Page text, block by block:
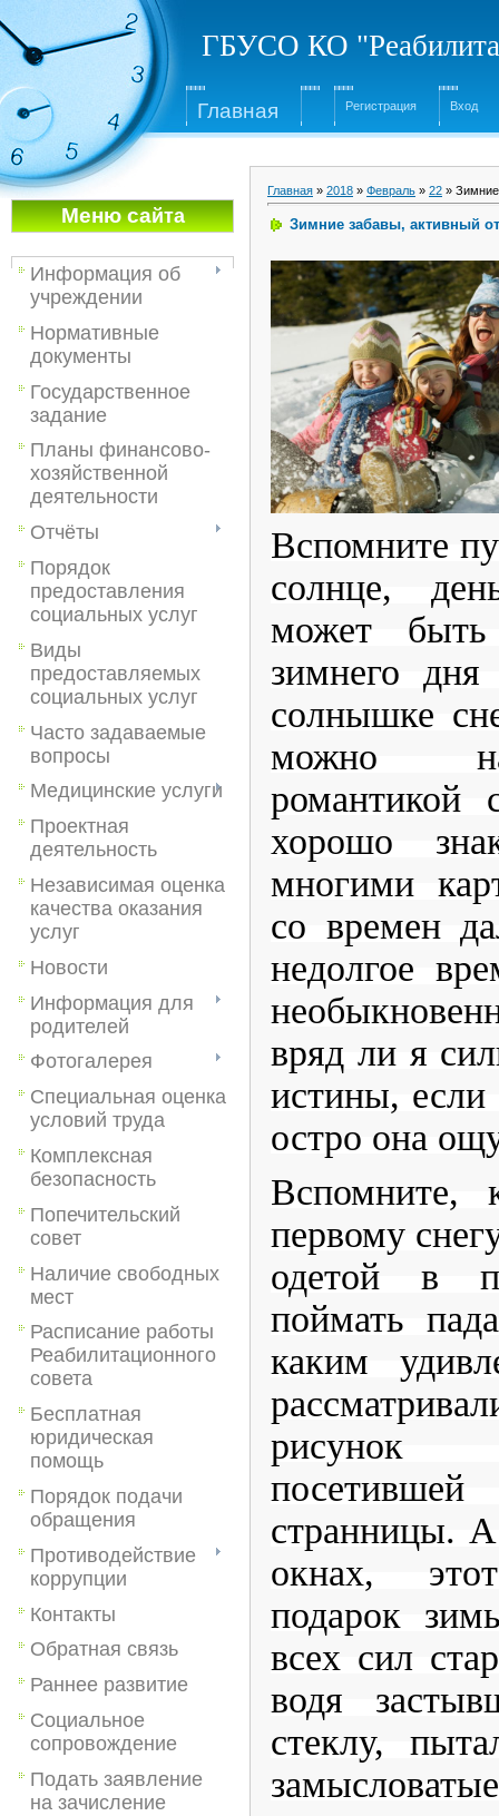
ГБУСО КО
Главная Регистрация Вход
Меню сайта
Информация об
учреждении
Нормативные
документы
Государственное
задание
Планы финансово-
хозяйственной
деятельности
Отчёты
Порядок
предоставления
социальных услуг
Виды
предоставляемых
социальных услуг
Часто задаваемые
вопросы
Медицинские услуги
Проектная
деятельность
Независимая оценка
качества оказания
услуг
Новости
Информация для
родителей
Фотогалерея
Специальная оценка
условий труда
Комплексная
безопасность
Попечительский
совет
Наличие свободных
мест
Расписание работы
Реабилитационного
совета
Бесплатная
юридическая
помощь
Порядок подачи
обращения
Противодействие
коррупции
Контакты
Обратная связь
Раннее развитие
Социальное
сопровождение
Подать заявление
на зачисление
Главная » 2018 » Февраль » 22 »
Зимние забавы, активный
Вспомните
солнце,
может
зимнего
солнышке
можно
хорошо
многими
со времен
недолгое
вряд ли я
истины, если
остро она
Вспомните,
первому
одетой в
поймать
каким
рисунок
странницы.
окнах,
подарок
всех сил
водя
стеклу,